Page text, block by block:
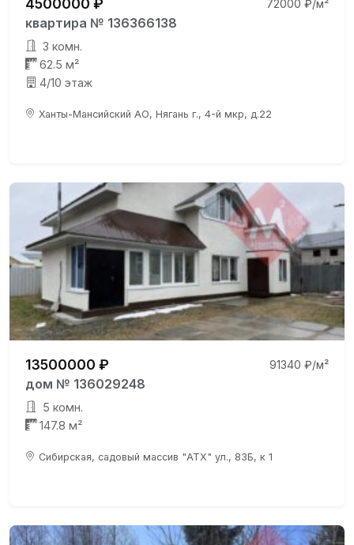
72000 ₽/м²
квартира № 136366138
3 комн.
62.5 м²
4/10 этаж
Ханты-Мансийский АО, Нягань г., 4-й мкр, д.22
13500000 ₽ 91340 ₽/м²
дом № 136029248
5 комн.
147.8 м²
Сибирская, садовый массив "АТХ" ул., 83Б, к 1